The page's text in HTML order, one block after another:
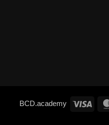
BCD.academy Visa